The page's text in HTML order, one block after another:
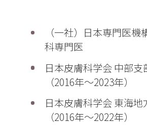
（一社）日本専門医機
科専門医
日本皮膚科学会 中部支
（2016年～2023年）
日本皮膚科学会 東海地
（2016年～2022年）